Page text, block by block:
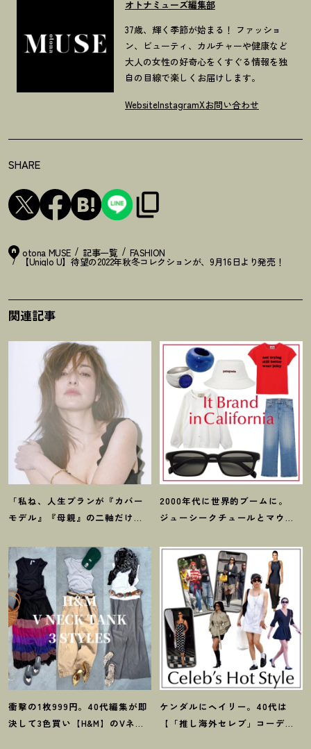
オトナミューズ編集部
37歳、輝く季節が始まる！ ファッショ
ン、ビューティ、カルチャーや健康など
大人の女性の好奇心をくすぐる情報を独
自の目線で楽しくお届けします。
WebsiteInstagramXお問い合わせ
SHARE
otona MUSE 記事一覧 FASHION
【Uniqlo U】待望の2022年秋冬コレクションが、9月16日より発売！
関連記事
「私ね、人生プランが『カバー
モデル』『母親』の二軸だけな
き方】
2000年代に世界的ブームに。
ジューシークチュールとマウ
ド】6選
衝撃の1枚999円。40代編集が即
決して3色買い【H&M】のVネッ
ケンダルにヘイリー。40代は
【「推し海外セレブ」コーデ】